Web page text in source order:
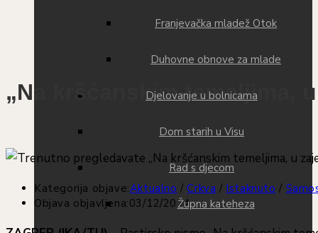
Franjevačka mladež Otok
Duhovne obnove za mlade
Djelovanje u bolnicama
Dom starih u Visu
Rad s djecom
Župna kateheza
„Na kršćanskim temeljima,
Kategorija objave:Aktualno / Crkva / Istaknuto /
Objava objavljena:03/12/2024